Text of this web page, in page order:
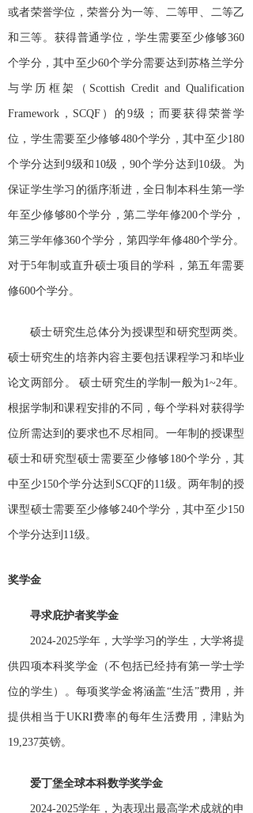
或者荣誉学位，荣誉分为一等、二等甲、二等乙
和三等。获得普通学位，学生需要至少修够360
个学分，其中至少60个学分需要达到苏格兰学分
与学历框架（Scottish Credit and Qualification
Framework，SCQF）的9级；而要获得荣誉学
位，学生需要至少修够480个学分，其中至少180
个学分达到9级和10级，90个学分达到10级。为
保证学生学习的循序渐进，全日制本科生第一学
年至少修够80个学分，第二学年修200个学分，
第三学年修360个学分，第四学年修480个学分。
对于5年制或直升硕士项目的学科，第五年需要
修600个学分。
硕士研究生总体分为授课型和研究型两类。
硕士研究生的培养内容主要包括课程学习和毕业
论文两部分。 硕士研究生的学制一般为1~2年。
根据学制和课程安排的不同，每个学科对获得学
位所需达到的要求也不尽相同。一年制的授课型
硕士和研究型硕士需要至少修够180个学分，其
中至少150个学分达到SCQF的11级。两年制的授
课型硕士需要至少修够240个学分，其中至少150
个学分达到11级。
奖学金
寻求庇护者奖学金
2024-2025学年，大学学习的学生，大学将提
供四项本科奖学金（不包括已经持有第一学士学
位的学生）。每项奖学金将涵盖“生活”费用，并
提供相当于UKRI费率的每年生活费用，津贴为
19,237英镑。
爱丁堡全球本科数学奖学金
2024-2025学年，为表现出最高学术成就的申